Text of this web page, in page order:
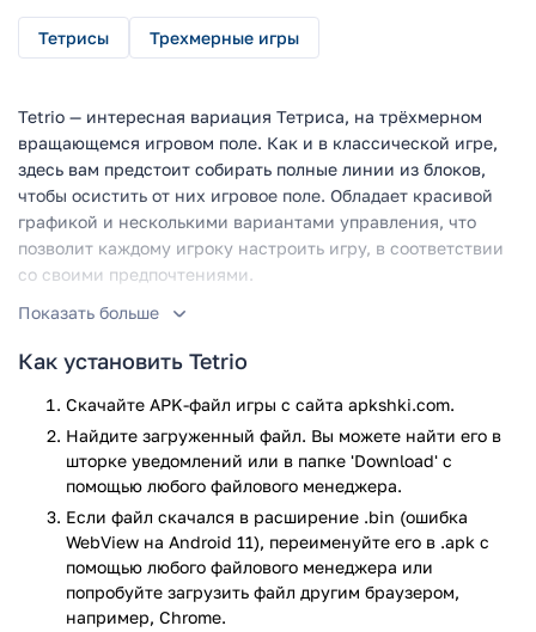
Тетрисы Трехмерные игры
Tetrio — интересная вариация Тетриса, на трёхмерном
вращающемся игровом поле. Как и в классической игре,
здесь вам предстоит собирать полные линии из блоков,
чтобы осистить от них игровое поле. Обладает красивой
графикой и несколькими вариантами управления, что
позволит каждому игроку настроить игру, в соответствии
со своими предпочтениями.
Что необычного в игре Tetrio
Первое, что бросается в глаза, это необычное игровое
поле. В отличие от традиционной игры Tetris, здесь вы
будете собирать фигуры разных форм и размеров в линии,
на трёхмерном вращающемся игровом поле. При первом
запуске, вы пройдёте небольшое обучение, в ходе которого
сможете выбрать стиль графики и наиболее удобный для
вас способ управления. Настройте игру под себя и
насладитесь необычным, увлекательным игровым
процессом. Игра кажется слишком простой? Тогда
попробуйте пройти испытания. В ряде дополнительных
Показать больше
Как установить Tetrio
Скачайте APK-файл игры с сайта apkshki.com.
Найдите загруженный файл. Вы можете найти его в
шторке уведомлений или в папке 'Download' с
помощью любого файлового менеджера.
Если файл скачался в расширение .bin (ошибка
WebView на Android 11), переименуйте его в .apk с
помощью любого файлового менеджера или
попробуйте загрузить файл другим браузером,
например, Chrome.